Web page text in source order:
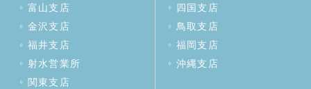
富山支店
金沢支店
福井支店
射水営業所
関東支店
四国支店
鳥取支店
福岡支店
沖縄支店